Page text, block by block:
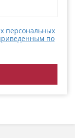
персональных
по